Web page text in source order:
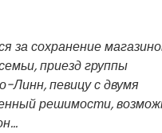
за сохранение
приезд группы
Линн, певицу с двумя
решимости,